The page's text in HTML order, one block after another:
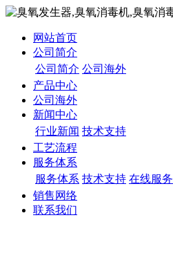
网站首页
公司简介
公司简介 公司海外
产品中心
公司海外
新闻中心
行业新闻 技术支持
工艺流程
服务体系
服务体系 技术支持 在线服务
销售网络
联系我们